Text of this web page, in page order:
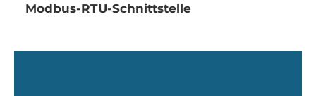
Modbus-RTU-Schnittstelle